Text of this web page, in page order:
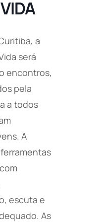
a
será
encontros,
pela
a todos
A
escuta e
As